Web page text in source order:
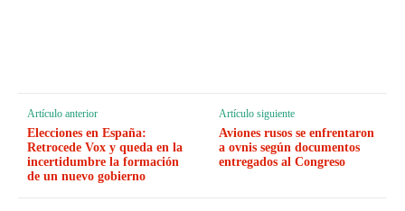
Artículo anterior
Elecciones en España:
Retrocede Vox y queda en la
incertidumbre la formación
de un nuevo gobierno
Artículo siguiente
Aviones rusos se enfrentaron
a ovnis según documentos
entregados al Congreso